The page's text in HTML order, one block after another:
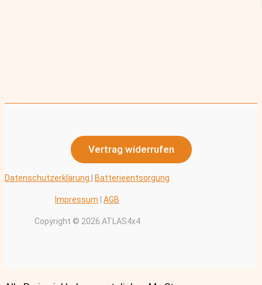
Vertrag widerrufen
Datenschutzerklärung Batterieentsorgung
Impressum AGB
Copyright © 2026 ATLAS4x4